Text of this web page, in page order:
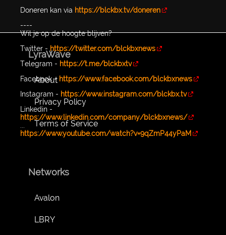
Doneren kan via https://blckbx.tv/doneren
----
Wil je op de hoogte blijven?
Twitter -https://twitter.com/blckbxnews
Telegram - https://t.me/blckbxtv
Facebook - https://www.facebook.com/blckbxnews
Instagram - https://www.instagram.com/blckbx.tv
Linkedin -
https://www.linkedin.com/company/blckbxnews/
...
https://www.youtube.com/watch?v=9qZmP44yPaM
LyraWave
About
Privacy Policy
Terms of Service
Networks
Avalon
LBRY